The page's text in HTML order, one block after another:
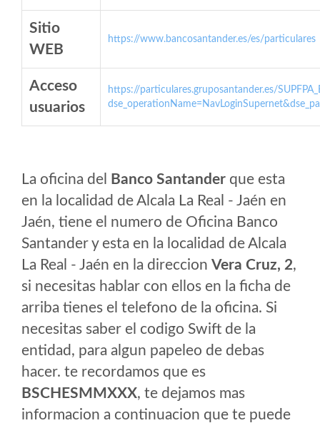
Sitio
WEB
https://www.bancosantander.es/es/particulares
Acceso
usuarios
https://particulares.gruposantander.es/
La oficina del Banco Santander que esta
en la localidad de Alcala La Real - Jaén en
Jaén, tiene el numero de Oficina Banco
Santander y esta en la localidad de Alcala
La Real - Jaén en la direccion Vera Cruz, 2,
si necesitas hablar con ellos en la ficha de
arriba tienes el telefono de la oficina. Si
necesitas saber el codigo Swift de la
entidad, para algun papeleo de debas
hacer. te recordamos que es
BSCHESMMXXX, te dejamos mas
informacion a continuacion que te puede